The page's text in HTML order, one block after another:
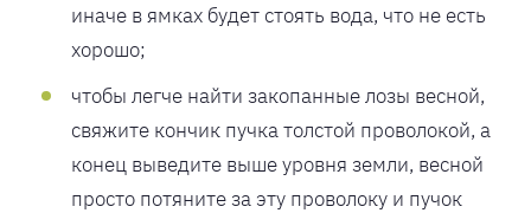
иначе в ямках будет стоять вода, что не есть
хорошо;
чтобы легче найти закопанные лозы весной,
свяжите кончик пучка толстой проволокой, а
конец выведите выше уровня земли, весной
просто потяните за эту проволоку и пучок